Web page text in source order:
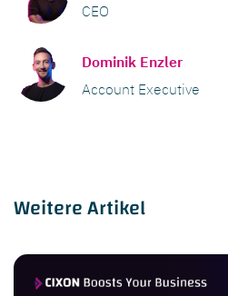
CEO
Dominik Enzler
Account Executive
Weitere Artikel